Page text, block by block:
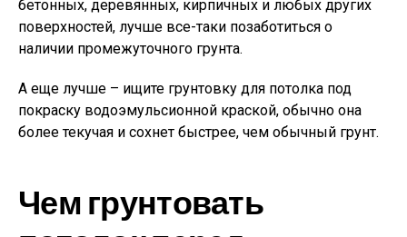
бетонных, деревянных, кирпичных и любых других
поверхностей, лучше все-таки позаботиться о
наличии промежуточного грунта.
А еще лучше – ищите грунтовку для потолка под
покраску водоэмульсионной краской, обычно она
более текучая и сохнет быстрее, чем обычный грунт.
Чем грунтовать